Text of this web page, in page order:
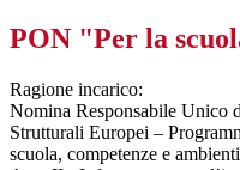
PON "Per la
Ragione incarico:
Nomina Responsabile Unico
Strutturali Europei –
scuola, competenze e